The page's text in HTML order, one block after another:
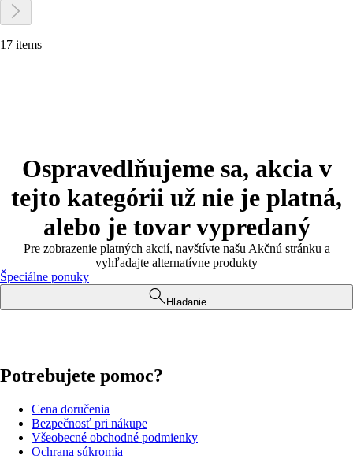
17 items
Ospravedlňujeme sa, akcia v
tejto kategórii už nie je platná,
alebo je tovar vypredaný
Pre zobrazenie platných akcií, navštívte našu Akčnú stránku a
vyhľadajte alternatívne produkty
Špeciálne ponuky
Hľadanie
Potrebujete pomoc?
Cena doručenia
Bezpečnosť pri nákupe
Všeobecné obchodné podmienky
Ochrana súkromia